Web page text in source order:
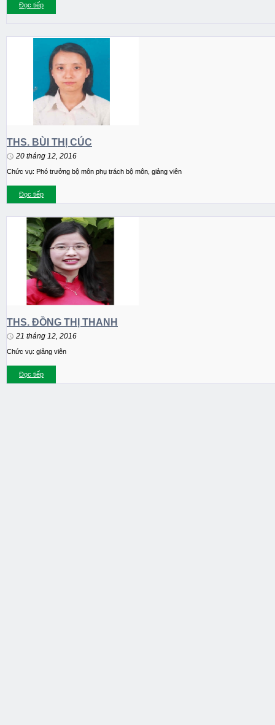
Đọc tiếp
THS. BÙI THỊ CÚC
20 tháng 12, 2016
Chức vụ: Phó trưởng bộ môn phụ trách bộ môn, giảng viên
Đọc tiếp
THS. ĐỒNG THỊ THANH
21 tháng 12, 2016
Chức vụ: giảng viên
Đọc tiếp